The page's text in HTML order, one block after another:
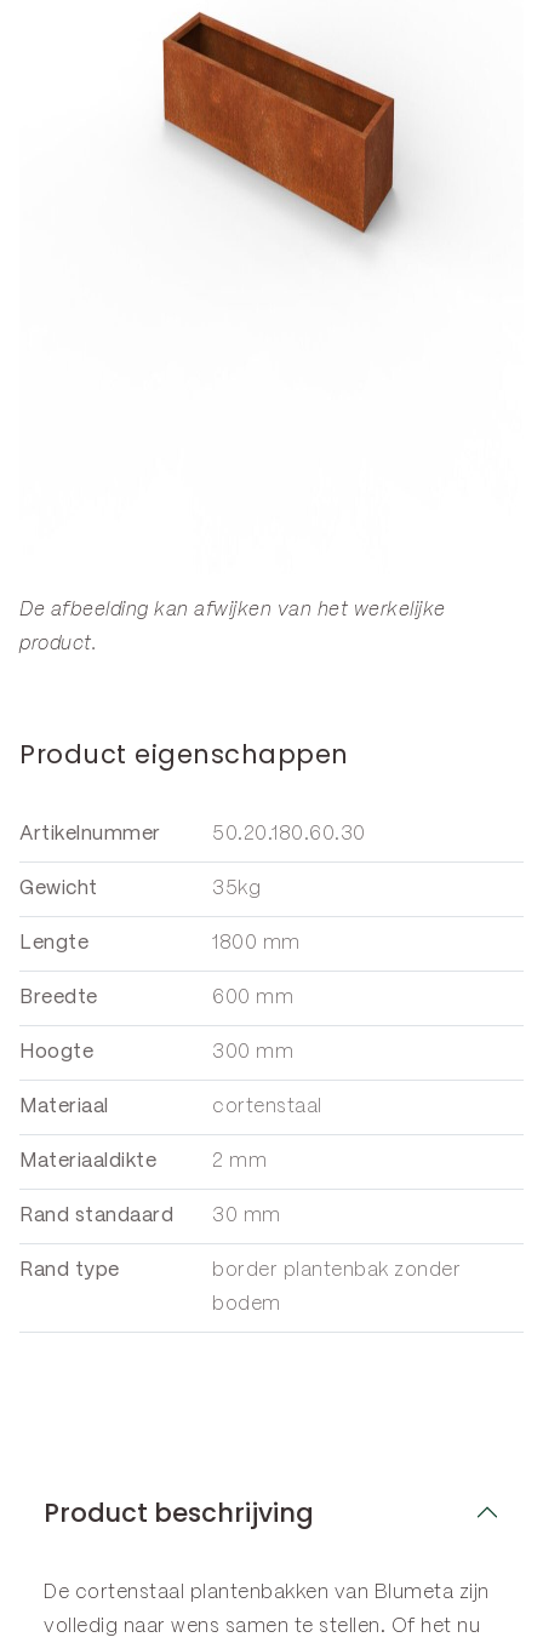
De afbeelding kan afwijken van het werkelijke
product.
Product eigenschappen
Artikelnummer 50.20.180.60.30
Gewicht 35kg
Lengte 1800 mm
Breedte 600 mm
Hoogte 300 mm
Materiaal cortenstaal
Materiaaldikte 2 mm
Rand standaard 30 mm
Rand type
border plantenbak zonder
bodem
Product beschrijving
De cortenstaal plantenbakken van Blumeta zijn
volledig naar wens samen te stellen. Of het nu